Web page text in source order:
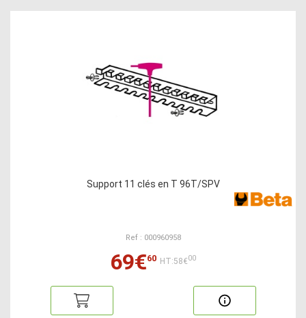
Support 11 clés en T 96T/SPV
Ref : 000960958
69€60 HT:58€00